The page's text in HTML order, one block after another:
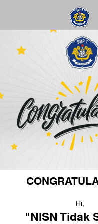
Hi,
"NISN Tidak